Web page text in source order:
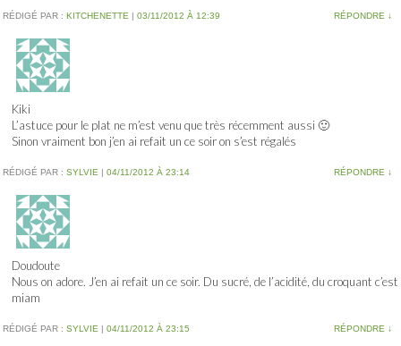
RÉDIGÉ PAR : KITCHENETTE | 03/11/2012 À 12:39 RÉPONDRE ↓
Kiki
L’astuce pour le plat ne m’est venu que très récemment aussi 🙂
Sinon vraiment bon j’en ai refait un ce soir on s’est régalés
RÉDIGÉ PAR : SYLVIE | 04/11/2012 À 23:14 RÉPONDRE ↓
Doudoute
Nous on adore. J’en ai refait un ce soir. Du sucré, de l’acidité, du croquant c’est
miam
RÉDIGÉ PAR : SYLVIE | 04/11/2012 À 23:15 RÉPONDRE ↓